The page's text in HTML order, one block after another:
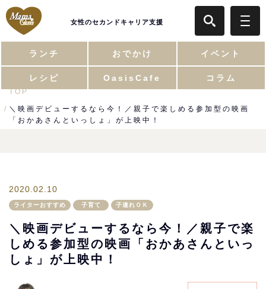
女性のセカンドキャリア支援
ランチ おでかけ イベント
レシピ OasisCafe コラム
TOP
＼映画デビューするなら今！／親子で楽しめる参加型の映画
「おかあさんといっしょ」が上映中！
2020.02.10
ライターおすすめ 子育て 子連れＯＫ
＼映画デビューするなら今！／親子で楽
しめる参加型の映画「おかあさんといっ
しょ」が上映中！